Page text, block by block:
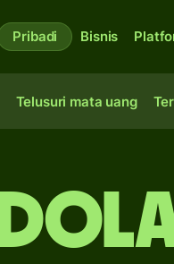
Pribadi Bisnis
Telusuri mata uang